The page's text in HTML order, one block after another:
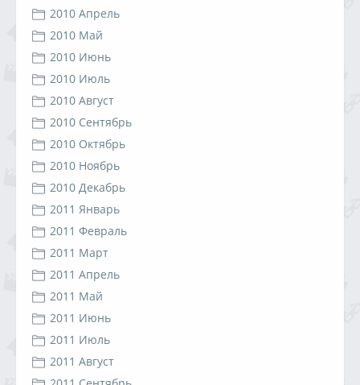
2010 Апрель
2010 Май
2010 Июнь
2010 Июль
2010 Август
2010 Сентябрь
2010 Октябрь
2010 Ноябрь
2010 Декабрь
2011 Январь
2011 Февраль
2011 Март
2011 Апрель
2011 Май
2011 Июнь
2011 Июль
2011 Август